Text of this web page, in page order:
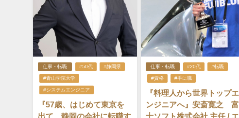
仕事・転職 #50代 #静岡県
#青山学院大学
#システムエンジニア
『57歳、はじめて東京を
出て、静岡の会社に転職す
仕事・転職 #20代 #転職
#資格 #手に職
『料理人から世界トップエ
ンジニアへ』安斎寛之 富
士ソフト株式会社 主任 / エ